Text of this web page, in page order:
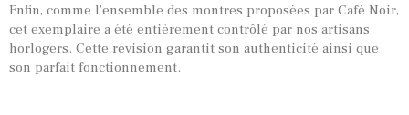
Enfin, comme l’ensemble des montres proposées par Café Noir,
cet exemplaire a été entièrement contrôlé par nos artisans
horlogers. Cette révision garantit son authenticité ainsi que
son parfait fonctionnement.